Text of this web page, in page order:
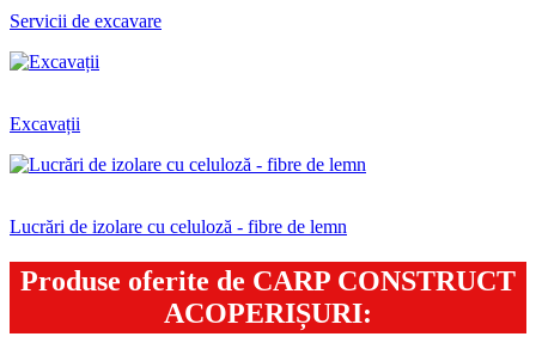
Servicii de excavare
Excavații
Lucrări de izolare cu celuloză - fibre de lemn
Produse oferite de CARP CONSTRUCT
ACOPERIȘURI: